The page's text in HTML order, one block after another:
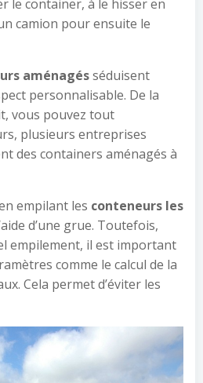
le container, à le hisser en
camion pour ensuite le
aménagésséduisent
personnalisable. De la
vous pouvez tout
plusieurs entreprises
des containers aménagés à
empilant les conteneurs les
d’une grue. Toutefois,
empilement, il est important
comme le calcul de la
Cela permet d’éviter les